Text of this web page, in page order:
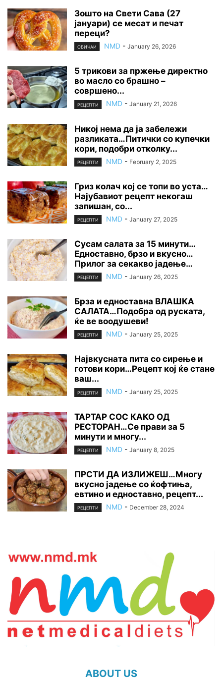
Зошто на Свети Сава (27
јануари) се месат и печат
переци?
ОБИЧАИ NMD - January 26, 2026
5 трикови за пржење директно
во масло со брашно –
совршено...
РЕЦЕПТИ NMD - January 21, 2026
Никој нема да ја забележи
разликата…Питички со купечки
кори, подобри отколку...
РЕЦЕПТИ NMD - February 2, 2025
Гриз колач кој се топи во уста…
Најубавиот рецепт некогаш
запишан, со...
РЕЦЕПТИ NMD - January 27, 2025
Сусам салата за 15 минути…
Едноставно, брзо и вкусно…
Прилог за секакво јадење…
РЕЦЕПТИ NMD - January 26, 2025
Брза и едноставна ВЛАШКА
САЛАТА…Подобра од руската,
ќе ве воодушеви!
РЕЦЕПТИ NMD - January 25, 2025
Највкусната пита со сирење и
готови кори…Рецепт кој ќе стане
ваш...
РЕЦЕПТИ NMD - January 25, 2025
ТАРТАР СОС КАКО ОД
РЕСТОРАН…Се прави за 5
минути и многу...
РЕЦЕПТИ NMD - January 8, 2025
ПРСТИ ДА ИЗЛИЖЕШ…Многу
вкусно јадење со ќофтиња,
евтино и едноставно, рецепт...
РЕЦЕПТИ NMD - December 28, 2024
ABOUT US